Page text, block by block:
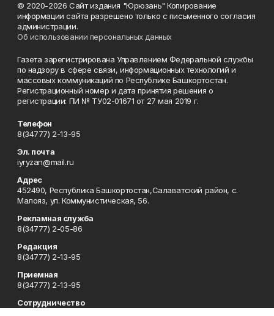
© 2020-2026 Сайт издания "Юрюзань" Копирование
информации сайта разрешено только с письменного согласия
администрации.
Об использовании персональных данных
Газета зарегистрирована Управлением Федеральной службы
по надзору в сфере связи, информационных технологий и
массовых коммуникаций по Республике Башкортостан.
Регистрационный номер и дата принятия решения о
регистрации: ПИ № ТУ02-01671 от 27 мая 2019 г.
Телефон
8(34777) 2-13-95
Эл. почта
iyryzan@mail.ru
Адрес
452490, Республика Башкортостан,Салаватский район, с.
Малояз, ул. Коммунистическая, 56.
Рекламная служба
8(34777) 2-05-86
Редакция
8(34777) 2-13-95
Приемная
8(34777) 2-13-95
Сотрудничество